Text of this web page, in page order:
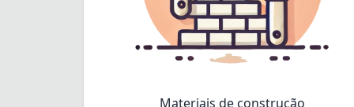
Materiais de construção